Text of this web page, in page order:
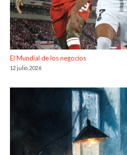
El Mundial de los negocios
12 julio, 2026